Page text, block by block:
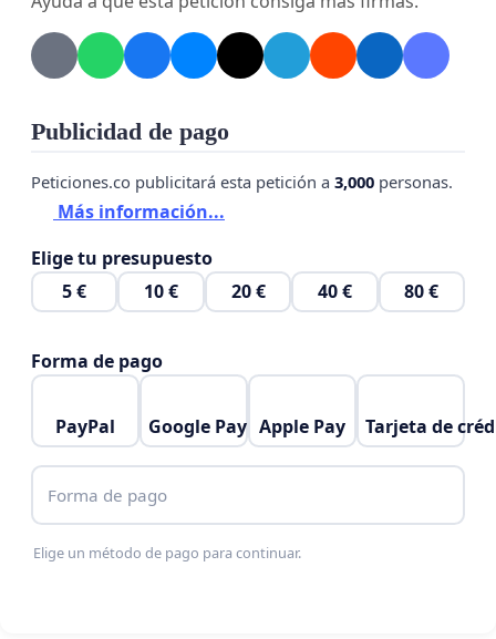
Publicidad de pago
Peticiones.co publicitará esta petición a 3,000 personas.
Más información...
Elige tu presupuesto
5 €
10 € 20 € 40 € 80 €
Forma de pago
PayPal Google Pay Apple Pay Tarjeta de
Forma de pago
Elige un método de pago para continuar.